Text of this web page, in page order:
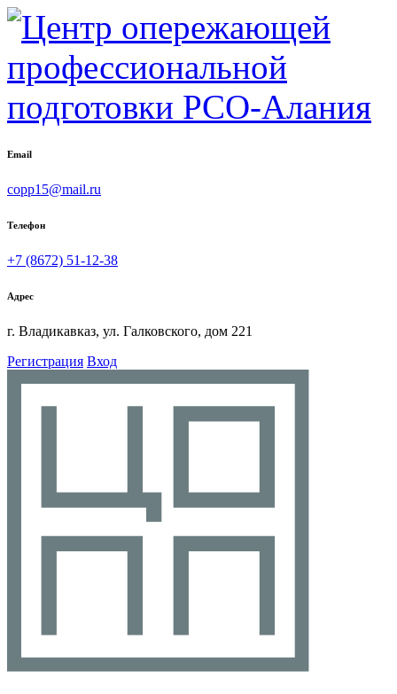
Email
copp15@mail.ru
Телефон
+7 (8672) 51-12-38
Адрес
г. Владикавказ, ул. Галковского, дом 221
Регистрация Вход